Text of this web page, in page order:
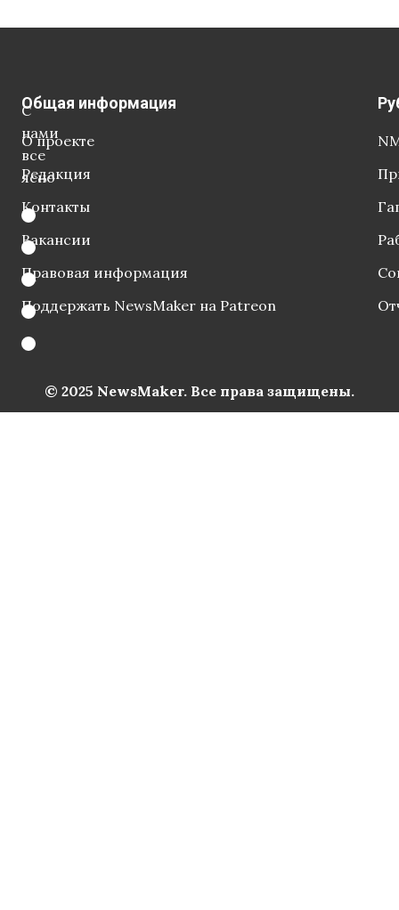
С
нами
все
ясно
Общая информация
О проекте
Редакция
Контакты
Вакансии
Правовая информация
Поддержать NewsMaker на Patreon
© 2025 NewsMaker. Все права защищены.